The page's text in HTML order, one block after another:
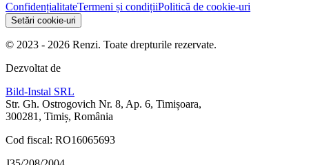
ConfidențialitateTermeni și condițiiPolitică de cookie-uri
Setări cookie-uri
© 2023 - 2026 Renzi. Toate drepturile rezervate.
Dezvoltat de
Bild-Instal SRL
Str. Gh. Ostrogovich Nr. 8, Ap. 6, Timișoara,
300281, Timiș, România
Cod fiscal: RO16065693